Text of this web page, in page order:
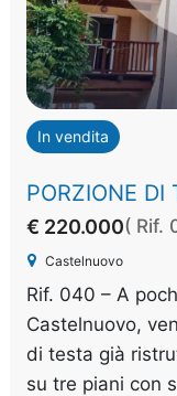
In vendita
PORZIONE DI
€ 220.000( Rif.
Castelnuovo
Rif. 040 – A
Castelnuovo,
di testa già
su tre piani con